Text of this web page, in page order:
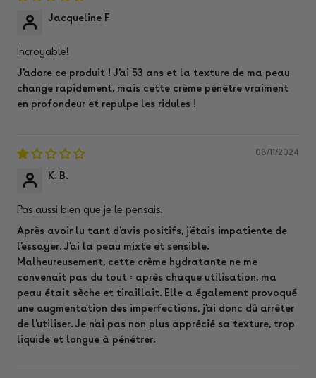
Jacqueline F
Incroyable!
J'adore ce produit ! J'ai 53 ans et la texture de ma peau
change rapidement, mais cette crème pénètre vraiment
en profondeur et repulpe les ridules !
08/11/2024
K. B.
Pas aussi bien que je le pensais.
Après avoir lu tant d'avis positifs, j'étais impatiente de
l'essayer. J'ai la peau mixte et sensible.
Malheureusement, cette crème hydratante ne me
convenait pas du tout : après chaque utilisation, ma
peau était sèche et tiraillait. Elle a également provoqué
une augmentation des imperfections, j'ai donc dû arrêter
de l'utiliser. Je n'ai pas non plus apprécié sa texture, trop
liquide et longue à pénétrer.